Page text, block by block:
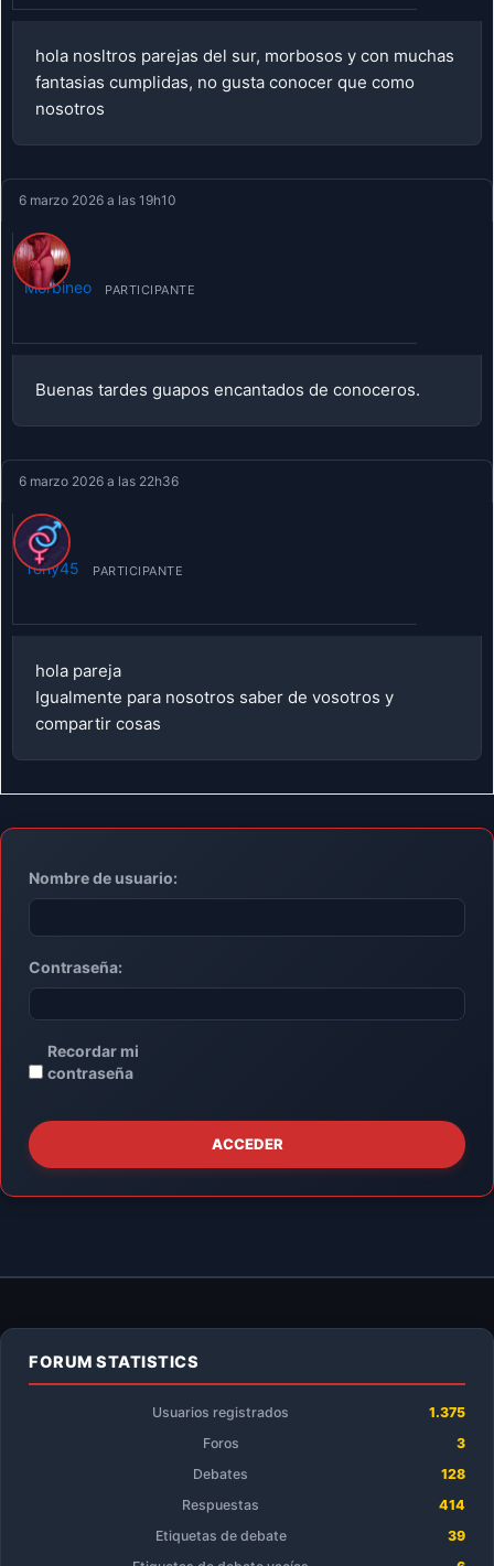
hola nosltros parejas del sur, morbosos y con muchas
fantasias cumplidas, no gusta conocer que como
nosotros
6 marzo 2026 a las 19h10
Morbineo PARTICIPANTE
Buenas tardes guapos encantados de conoceros.
6 marzo 2026 a las 22h36
Tony45 PARTICIPANTE
hola pareja
Igualmente para nosotros saber de vosotros y
compartir cosas
Nombre de usuario:
Contraseña:
Recordar mi
contraseña
ACCEDER
FORUM STATISTICS
Usuarios registrados
1.375
Foros
3
Debates
128
Respuestas
414
Etiquetas de debate
39